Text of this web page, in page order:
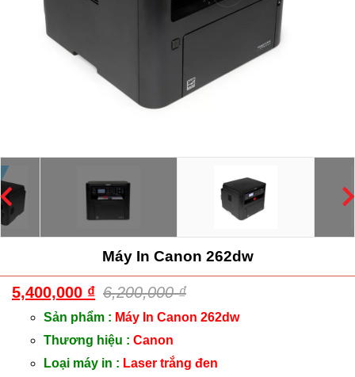
Máy In Canon 262dw
6,200,000₫
5,400,000 ₫
Sản phẩm : Máy In Canon 262dw
Thương hiệu : Canon
Loại máy in : Laser trắng đen